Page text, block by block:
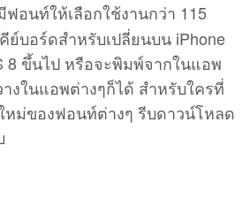
ฟอนท์ให้เลือกใช้งานกว่า 115
บอร์ดสำหรับเปลี่ยนบน iPhone
8 ขึ้นไป หรือจะพิมพ์จากในแอพ
างในแอพต่างๆก็ได้ สำหรับใครที่
ม่ของฟอนท์ต่างๆ รีบดาวน์โหลด